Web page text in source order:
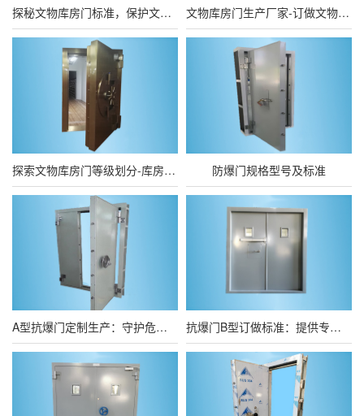
探秘文物库房门标准，保护文化遗产的守护者 文物库房门生产厂家-订做文物库房门厂家
探索文物库房门等级划分-库房门等级的重要作用 防爆门规格型号及标准
A型抗爆门定制生产：守护危险品仓库安全无忧 抗爆门B型订做标准：提供专业定制建议及解决方案